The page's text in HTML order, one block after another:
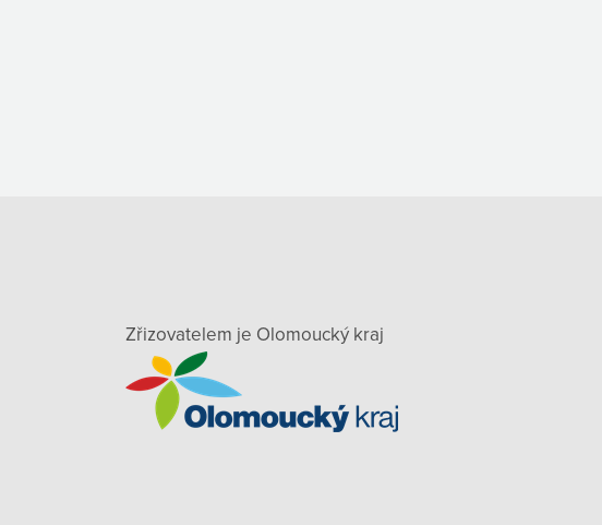
Zřizovatelem je Olomoucký kraj